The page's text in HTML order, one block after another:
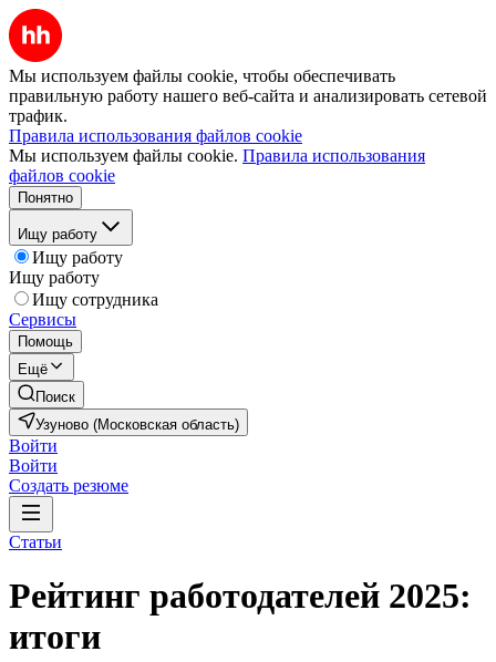
Мы используем файлы cookie, чтобы обеспечивать
правильную работу нашего веб-сайта и анализировать сетевой
трафик.
Правила использования файлов cookie
Мы используем файлы cookie. Правила использования
файлов cookie
Понятно
Ищу работу
Ищу работу
Ищу работу
Ищу сотрудника
Сервисы
Помощь
Ещё
Поиск
Узуново (Московская область)
Войти
Войти
Создать резюме
Статьи
Рейтинг работодателей 2025:
итоги